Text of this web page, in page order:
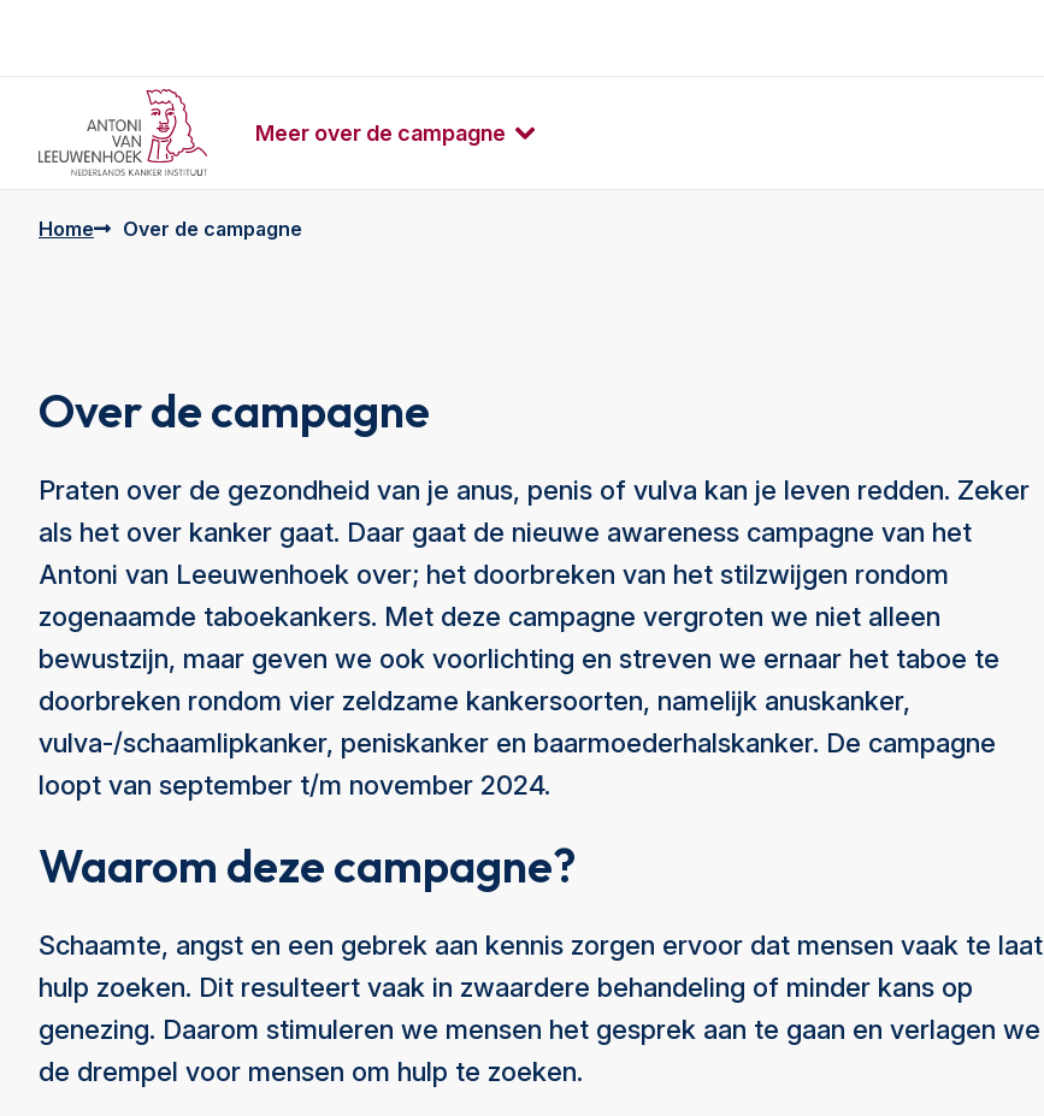
Meer over de campagne
Home Over de campagne
Over de campagne
Praten over de gezondheid van je anus, penis of vulva kan je leven redden. Zeker
als het over kanker gaat. Daar gaat de nieuwe awareness campagne van het
Antoni van Leeuwenhoek over; het doorbreken van het stilzwijgen rondom
zogenaamde taboekankers. Met deze campagne vergroten we niet alleen
bewustzijn, maar geven we ook voorlichting en streven we ernaar het taboe te
doorbreken rondom vier zeldzame kankersoorten, namelijk anuskanker,
vulva-/schaamlipkanker, peniskanker en baarmoederhalskanker. De campagne
loopt van september t/m november 2024.
Waarom deze campagne?
Schaamte, angst en een gebrek aan kennis zorgen ervoor dat mensen vaak te laat
hulp zoeken. Dit resulteert vaak in zwaardere behandeling of minder kans op
genezing. Daarom stimuleren we mensen het gesprek aan te gaan en verlagen we
de drempel voor mensen om hulp te zoeken.